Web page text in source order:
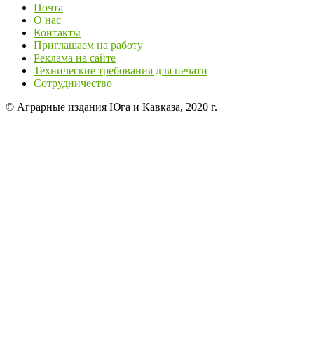
Почта
О нас
Контакты
Приглашаем на работу
Реклама на сайте
Технические требования для печати
Сотрудничество
© Аграрные издания Юга и Кавказа, 2020 г.